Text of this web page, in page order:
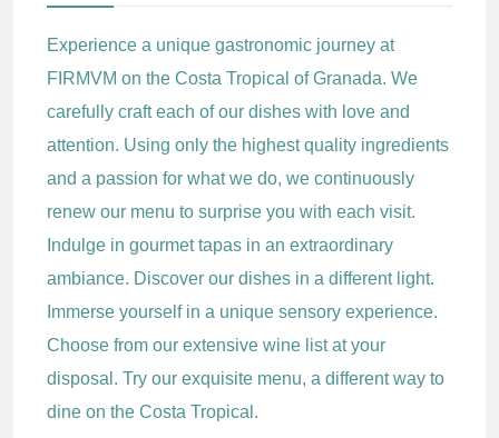
Experience a unique gastronomic journey at
FIRMVM on the Costa Tropical of Granada. We
carefully craft each of our dishes with love and
attention. Using only the highest quality ingredients
and a passion for what we do, we continuously
renew our menu to surprise you with each visit.
Indulge in gourmet tapas in an extraordinary
ambiance. Discover our dishes in a different light.
Immerse yourself in a unique sensory experience.
Choose from our extensive wine list at your
disposal. Try our exquisite menu, a different way to
dine on the Costa Tropical.